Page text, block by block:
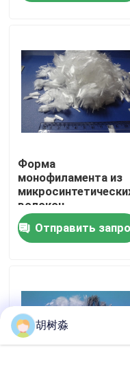
О нас
Путешествие
Свяжитесь мы
Спросите цитату
Низкокалорийные
сахарные спирты
Форма
монофиламента из
волокон
полипропилена для
арматуры бетона
Отправить
胡树淼